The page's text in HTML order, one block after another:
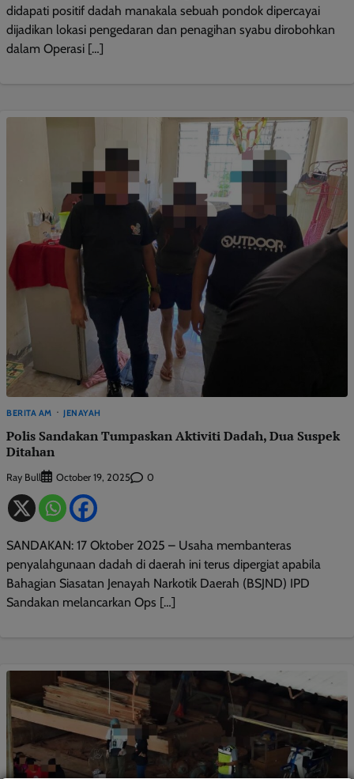
didapati positif dadah manakala sebuah pondok dipercayai
dijadikan lokasi pengedaran dan penagihan syabu dirobohkan
dalam Operasi […]
BERITA AM JENAYAH
Polis Sandakan Tumpaskan Aktiviti Dadah, Dua Suspek
Ditahan
Ray Bull October 19, 2025 0
SANDAKAN: 17 Oktober 2025 – Usaha membanteras
penyalahgunaan dadah di daerah ini terus dipergiat apabila
Bahagian Siasatan Jenayah Narkotik Daerah (BSJND) IPD
Sandakan melancarkan Ops […]